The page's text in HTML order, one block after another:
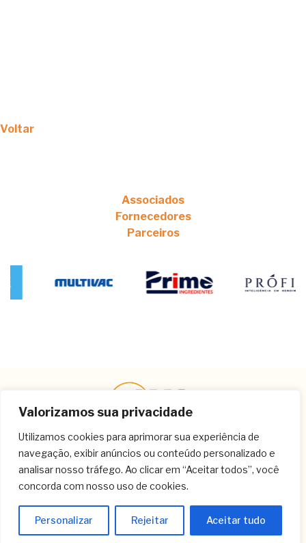
Valorizamos sua privacidade
Utilizamos cookies para aprimorar sua experiência de
navegação, exibir anúncios ou conteúdo personalizado e
analisar nosso tráfego. Ao clicar em “Aceitar todos”, você
concorda com nosso uso de cookies.
Personalizar Rejeitar Aceitar tudo
Voltar
Associados
Fornecedores
Parceiros
Contato
(11) 3259-8266